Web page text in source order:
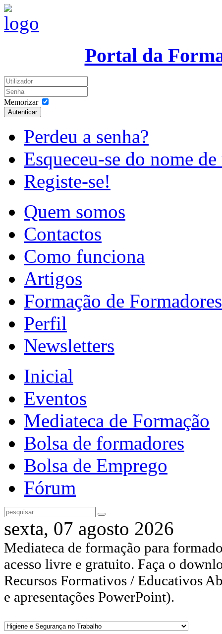
Portal da
Memorizar
Autenticar
Perdeu a senha?
Esqueceu-se do nome
Registe-se!
Quem somos
Contactos
Como funciona
Artigos
Formação de Formadores
Perfil
Newsletters
Inicial
Eventos
Mediateca de Formação
Bolsa de formadores
Bolsa de Emprego
Fórum
sexta, 07 agosto 2026
Mediateca de formação para
acesso livre e gratuito. Faça o
Recursos Formativos / Educativos
e apresentações PowerPoint).